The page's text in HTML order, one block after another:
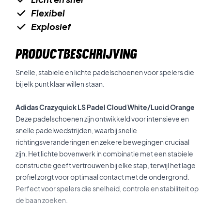
Flexibel
Explosief
PRODUCTBESCHRIJVING
Snelle, stabiele en lichte padelschoenen voor spelers die
bij elk punt klaar willen staan.
Adidas Crazyquick LS Padel Cloud White/Lucid Orange
Deze padelschoenen zijn ontwikkeld voor intensieve en
snelle padelwedstrijden, waarbij snelle
richtingsveranderingen en zekere bewegingen cruciaal
zijn. Het lichte bovenwerk in combinatie met een stabiele
constructie geeft vertrouwen bij elke stap, terwijl het lage
profiel zorgt voor optimaal contact met de ondergrond.
Perfect voor spelers die snelheid, controle en stabiliteit op
de baan zoeken.